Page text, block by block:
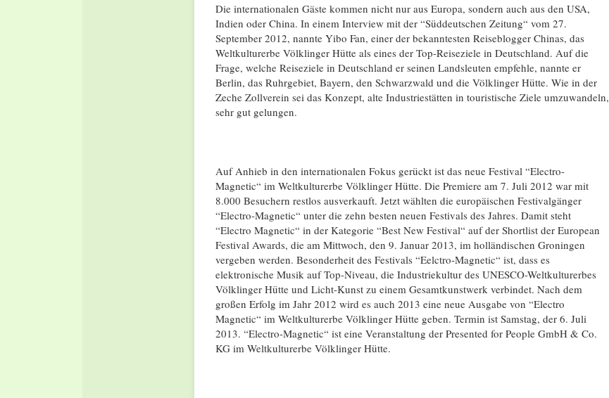
Die internationalen Gäste kommen nicht nur aus Europa, sondern auch aus den USA,
Indien oder China. In einem Interview mit der “Süddeutschen Zeitung“ vom 27.
September 2012, nannte Yibo Fan, einer der bekanntesten Reiseblogger Chinas, das
Weltkulturerbe Völklinger Hütte als eines der Top-Reiseziele in Deutschland. Auf die
Frage, welche Reiseziele in Deutschland er seinen Landsleuten empfehle, nannte er
Berlin, das Ruhrgebiet, Bayern, den Schwarzwald und die Völklinger Hütte. Wie in der
Zeche Zollverein sei das Konzept, alte Industriestätten in touristische Ziele umzuwandeln,
sehr gut gelungen.
Auf Anhieb in den internationalen Fokus gerückt ist das neue Festival “Electro-
Magnetic“ im Weltkulturerbe Völklinger Hütte. Die Premiere am 7. Juli 2012 war mit
8.000 Besuchern restlos ausverkauft. Jetzt wählten die europäischen Festivalgänger
“Electro-Magnetic“ unter die zehn besten neuen Festivals des Jahres. Damit steht
“Electro Magnetic“ in der Kategorie “Best New Festival“ auf der Shortlist der European
Festival Awards, die am Mittwoch, den 9. Januar 2013, im holländischen Groningen
vergeben werden. Besonderheit des Festivals “Eelctro-Magnetic“ ist, dass es
elektronische Musik auf Top-Niveau, die Industriekultur des UNESCO-Weltkulturerbes
Völklinger Hütte und Licht-Kunst zu einem Gesamtkunstwerk verbindet. Nach dem
großen Erfolg im Jahr 2012 wird es auch 2013 eine neue Ausgabe von “Electro
Magnetic“ im Weltkulturerbe Völklinger Hütte geben. Termin ist Samstag, der 6. Juli
2013. “Electro-Magnetic“ ist eine Veranstaltung der Presented for People GmbH & Co.
KG im Weltkulturerbe Völklinger Hütte.